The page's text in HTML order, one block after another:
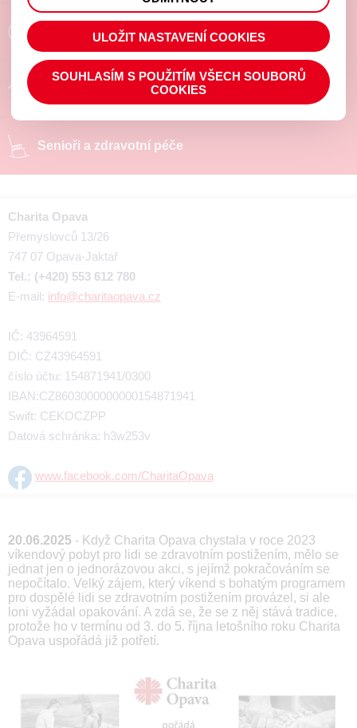
Poradíme a pomůžeme
Chráněné pracoviště
Senioři a zdravotní péče
Charita Opava
Přemyslovců 13/26
747 07 Opava-Jaktař
Tel.: (+420) 553 612 780
E-mail: info@charitaopava.cz
IČ: 43964591
DIČ: CZ43964591
číslo účtu: 154871941/0300
IBAN:CZ8603000000000154871941
Swift: CEKOCZPP
Datová schránka: h3w253v
www.facebook.com/CharitaOpava
20.06.2025 - Když Charita Opava chystala v roce 2023
víkendový pobyt pro lidi se zdravotním postižením, mělo se
jednat jen o jednorázovou akci, s jejímž pokračováním se
nepočítalo. Velký zájem, který víkend s bohatým programem
pro dospělé lidi se zdravotním postižením provázel, si ale
loni vyžádal opakování. A zdá se, že se z něj stává tradice,
protože ho v termínu od 3. do 5. října letošního roku Charita
Opava uspořádá již potřetí.
prohlížené zboží apod.
ULOŽIT NASTAVENÍ COOKIES
SOUHLASÍM S POUŽITÍM VŠECH SOUBORŮ
COOKIES